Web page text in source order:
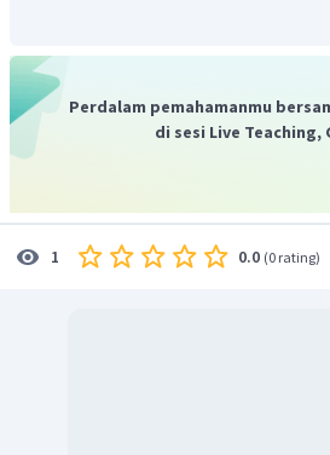
Perdalam pemahamanmu
di sesi Live Teaching,
1 0.0 (0 rating)